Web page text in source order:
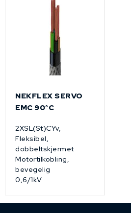
NEKFLEX SERVO
EMC 90°C
2XSL(St)CYv,
Fleksibel,
dobbeltskjermet
Motortilkobling,
bevegelig
0,6/1kV